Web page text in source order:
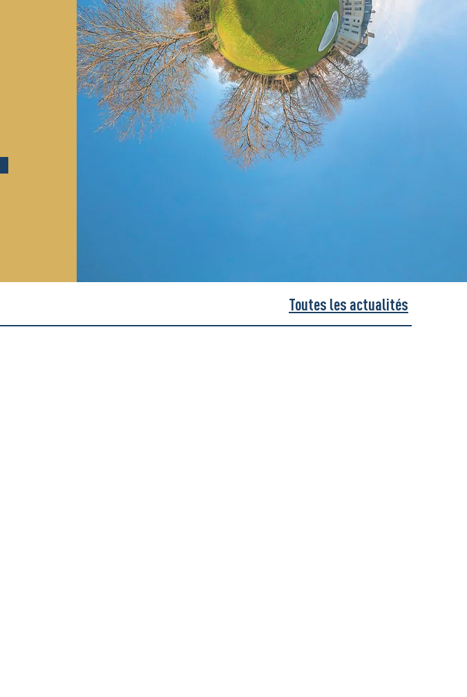
Toutes les actualités